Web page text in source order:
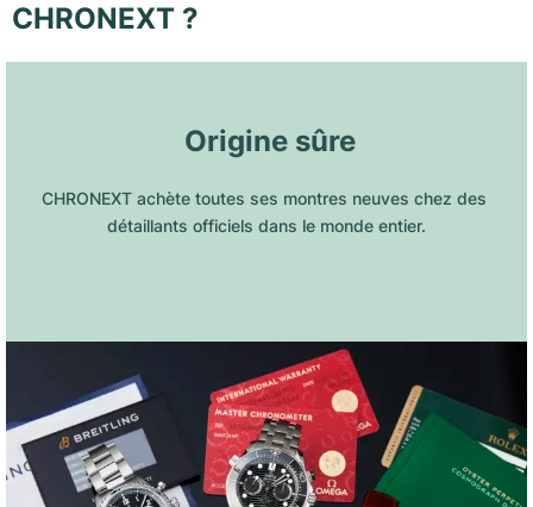
CHRONEXT ?
Origine sûre
CHRONEXT achète toutes ses montres neuves chez des
détaillants officiels dans le monde entier.